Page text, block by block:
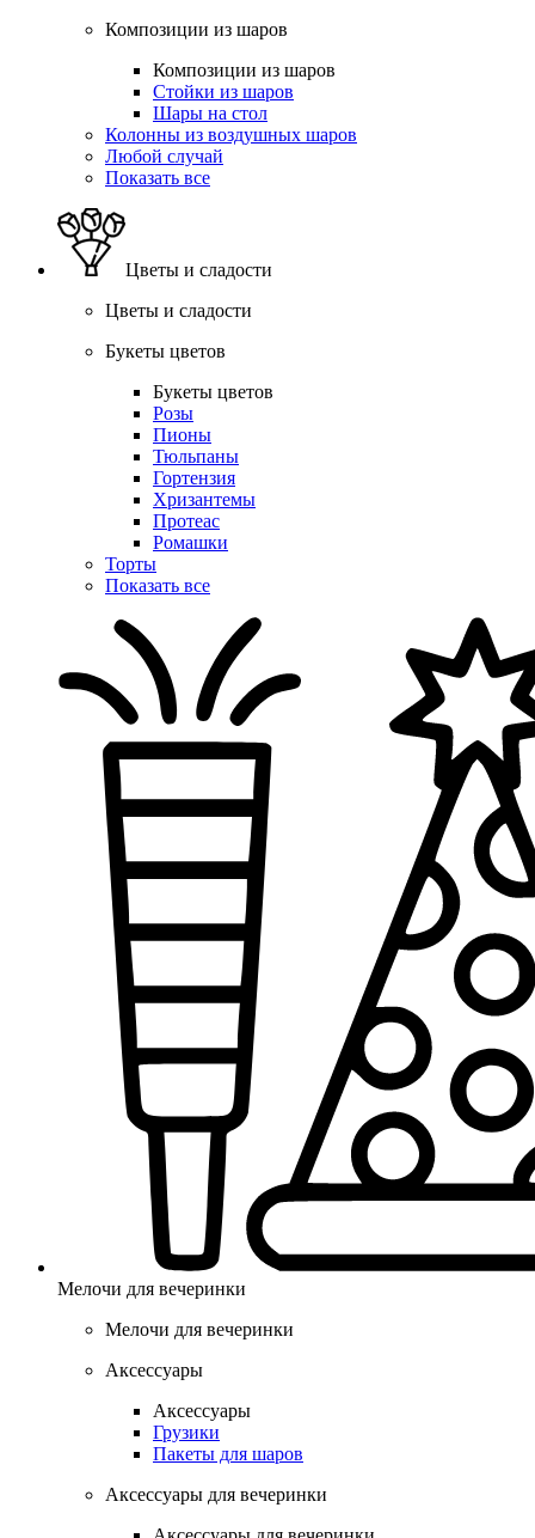
Композиции из шаров
Композиции из шаров
Стойки из шаров
Шары на стол
Колонны из воздушных шаров
Любой случай
Показать все
Цветы и сладости
Цветы и сладости
Букеты цветов
Букеты цветов
Розы
Пионы
Тюльпаны
Гортензия
Хризантемы
Протеас
Ромашки
Торты
Показать все
Мелочи для вечеринки
Мелочи для вечеринки
Аксессуары
Аксессуары
Грузики
Пакеты для шаров
Аксессуары для вечеринки